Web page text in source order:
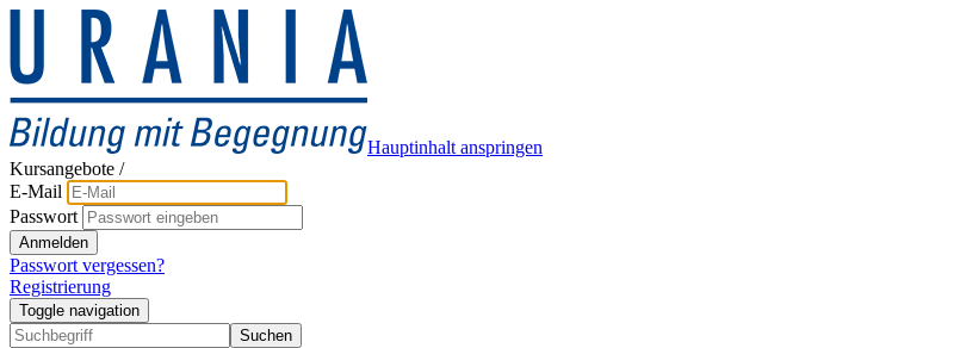
Hauptinhalt anspringen
Kursangebote /
E-Mail
Passwort
Anmelden
Passwort vergessen?
Registrierung
Toggle navigation
Suchen